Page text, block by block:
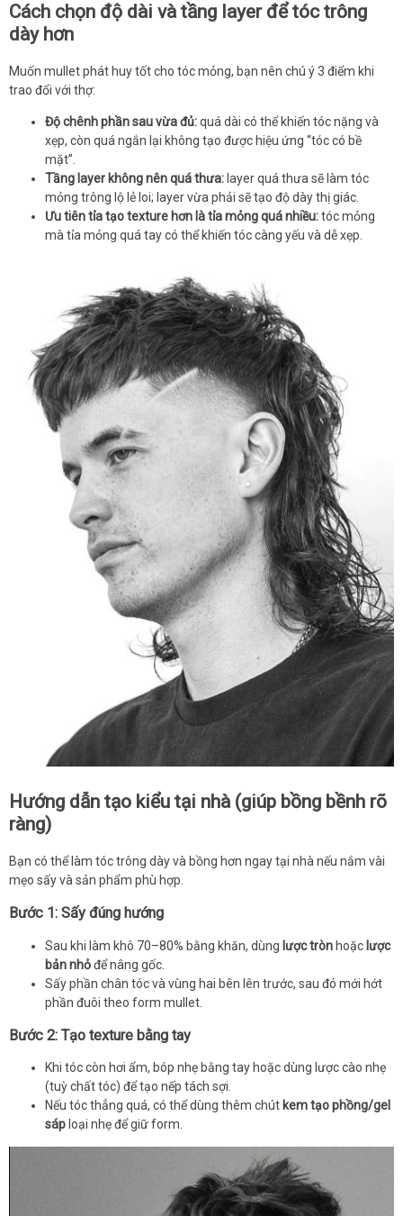
Cách chọn độ dài và tầng layer để tóc trông
dày hơn
Muốn mullet phát huy tốt cho tóc mỏng, bạn nên chú ý 3 điểm khi
trao đổi với thợ:
Độ chênh phần sau vừa đủ:quá dài có thể khiến tóc nặng và
xẹp, còn quá ngắn lại không tạo được hiệu ứng “tóc có bề
mặt”.
Tầng layer không nên quá thưa: layer quá thưa sẽ làm tóc
mỏng trông lộ lẻ loi; layer vừa phải sẽ tạo độ dày thị giác.
Ưu tiên tỉa tạo texture hơn là tỉa mỏng quá nhiều:tóc mỏng
mà tỉa mỏng quá tay có thể khiến tóc càng yếu và dễ xẹp.
Hướng dẫn tạo kiểu tại nhà (giúp bồng bềnh rõ
ràng)
Bạn có thể làm tóc trông dày và bồng hơn ngay tại nhà nếu nắm vài
mẹo sấy và sản phẩm phù hợp.
Bước 1: Sấy đúng hướng
Sau khi làm khô 70–80% bằng khăn, dùng lược trònhoặc lược
bản nhỏđể nâng gốc.
Sấy phần chân tóc và vùng hai bên lên trước, sau đó mới hớt
phần đuôi theo form mullet.
Bước 2: Tạo texture bằng tay
Khi tóc còn hơi ẩm, bóp nhẹ bằng tay hoặc dùng lược cào nhẹ
(tuỳ chất tóc) để tạo nếp tách sợi.
Nếu tóc thẳng quá, có thể dùng thêm chút kem tạo phồng/gel
sáp loại nhẹ để giữ form.